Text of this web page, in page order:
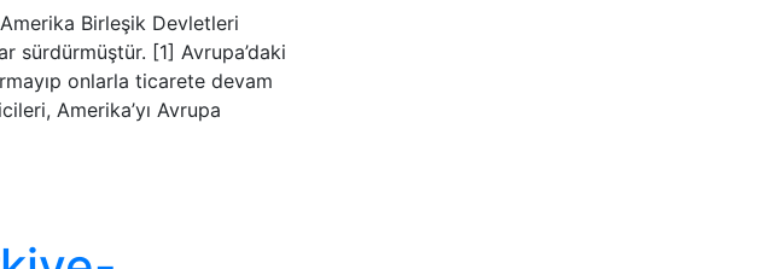
Amerika Birleşik Devletleri
sürdürmüştür. [1] Avrupa’daki
onlarla ticarete devam
Amerika’yı Avrupa